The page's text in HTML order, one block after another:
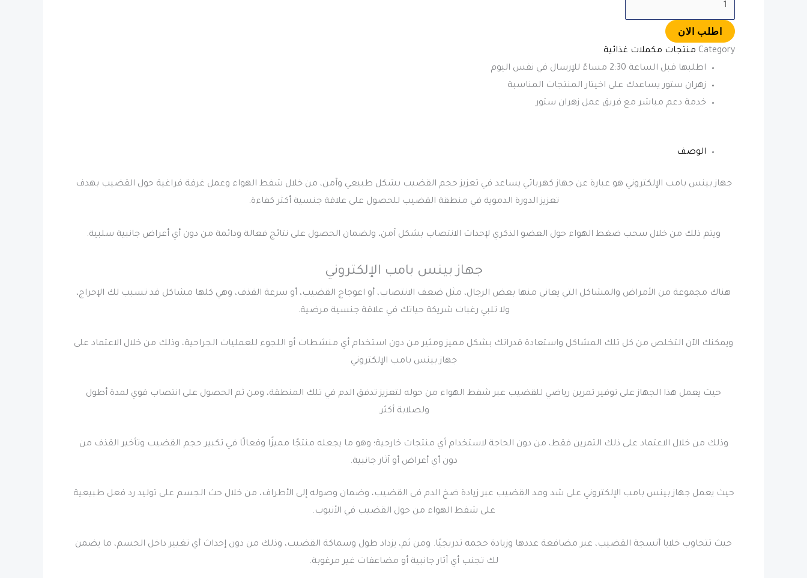
اطلب الان
Category منتجات مكملات غذائية
اطلبها قبل الساعة 2:30 مساءً للإرسال في نفس اليوم
زهران ستور يساعدك على اخيتار المنتجات المناسبة
خدمة دعم مباشر مع فريق عمل زهران ستور
الوصف
جهاز بينس بامب الإلكتروني هو عبارة عن جهاز كهربائي يساعد في تعزيز حجم القضيب بشكل طبيعي وآمن، من خلال شفط الهواء وعمل غرفة فراغية حول القضيب بهدف
تعزيز الدورة الدموية في منطقة القضيب للحصول على علاقة جنسية أكثر كفاءة.
ويتم ذلك من خلال سحب ضغط الهواء حول العضو الذكري لإحداث الانتصاب بشكل آمن، ولضمان الحصول على نتائج فعالة ودائمة من دون أي أعراض جانبية سلبية.
جهاز بينس بامب الإلكتروني
هناك مجموعة من الأمراض والمشاكل التي يعاني منها بعض الرجال، مثل ضعف الانتصاب، أو اعوجاج القضيب، أو سرعة القذف، وهي كلها مشاكل قد تسبب لك الإحراج،
ولا تلبي رغبات شريكة حياتك في علاقة جنسية مرضية.
ويمكنك الآن التخلص من كل تلك المشاكل واستعادة قدراتك بشكل مميز ومثير من دون استخدام أي منشطات أو اللجوء للعمليات الجراحية، وذلك من خلال الاعتماد على
جهاز بينس بامب الإلكتروني
حيث يعمل هذا الجهاز على توفير تمرين رياضي للقضيب عبر شفط الهواء من حوله لتعزيز تدفق الدم في تلك المنطقة، ومن ثم الحصول على انتصاب قوي لمدة أطول
ولصلابة أكثر.
وذلك من خلال الاعتماد على ذلك التمرين فقط، من دون الحاجة لاستخدام أي منتجات خارجية؛ وهو ما يجعله منتجًا مميزًا وفعالًا في تكبير حجم القضيب وتأخير القذف من
دون أي أعراض أو آثار جانبية.
حيث يعمل جهاز بينس بامب الإلكتروني على شد ومد القضيب عبر زيادة ضخ الدم فى القضيب، وضمان وصوله إلى الأطراف، من خلال حث الجسم على توليد رد فعل طبيعية
على شفط الهواء من حول القضيب في الأنبوب.
حيث تتجاوب خلايا أنسجة القضيب، عبر مضافعة عددها وزيادة حجمه تدريجيًا. ومن ثم، يزداد طول وسماكة القضيب، وذلك من دون إحداث أي تغيير داخل الجسم، ما يضمن
لك تجنب أي آثار جانبية أو مضاعفات غير مرغوبة.